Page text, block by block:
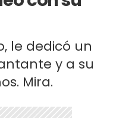
le dedicó un
y a su
Mira.